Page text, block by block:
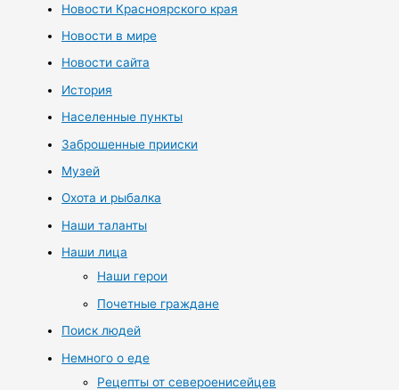
Новости Красноярского края
Новости в мире
Новости сайта
История
Населенные пункты
Заброшенные прииски
Музей
Охота и рыбалка
Наши таланты
Наши лица
Наши герои
Почетные граждане
Поиск людей
Немного о еде
Рецепты от североенисейцев